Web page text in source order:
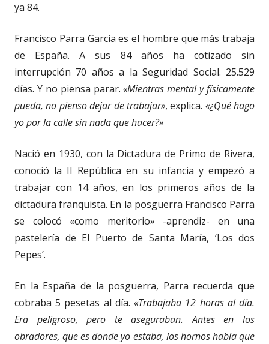
ya 84.
Francisco Parra García es el hombre que más trabaja
de España. A sus 84 años ha cotizado sin
interrupción 70 años a la Seguridad Social. 25.529
días. Y no piensa parar.«Mientras mental y físicamente
pueda, no pienso dejar de trabajar», explica. «¿Qué hago
yo por la calle sin nada que hacer?»
Nació en 1930, con la Dictadura de Primo de Rivera,
conoció la II República en su infancia y empezó a
trabajar con 14 años, en los primeros años de la
dictadura franquista. En la posguerra Francisco Parra
se colocó «como meritorio» -aprendiz- en una
pastelería de El Puerto de Santa María, ‘Los dos
Pepes’.
En la España de la posguerra, Parra recuerda que
cobraba 5 pesetas al día.«Trabajaba 12 horas al día.
Era peligroso, pero te aseguraban. Antes en los
obradores, que es donde yo estaba, los hornos había que